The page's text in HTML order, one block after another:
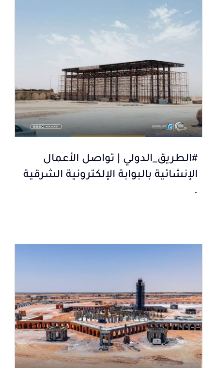
#الطريق_الدولي | تواصل الأعمال
الإنشائية بالبوابة الإلكترونية الشرقية
.